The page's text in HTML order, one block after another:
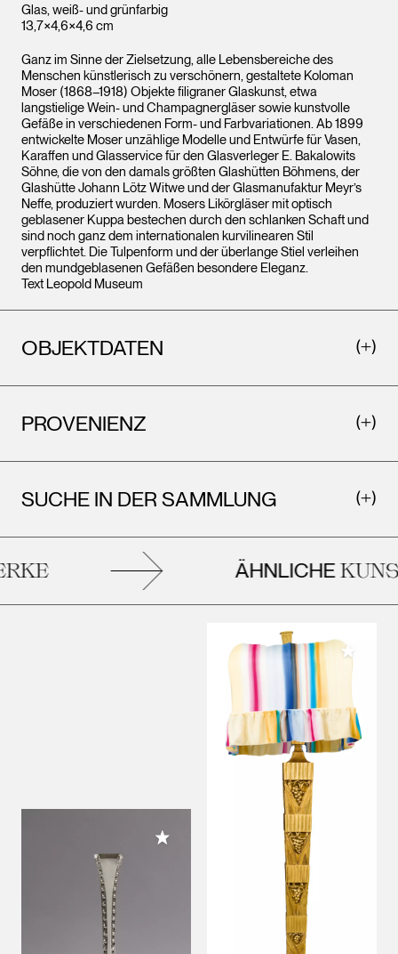
Glas, weiß- und grünfarbig
13,7×4,6×4,6 cm
Ganz im Sinne der Zielsetzung, alle Lebensbereiche des
Menschen künstlerisch zu verschönern, gestaltete Koloman
Moser (1868–1918) Objekte filigraner Glaskunst, etwa
langstielige Wein- und Champagnergläser sowie kunstvolle
Gefäße in verschiedenen Form- und Farbvariationen. Ab 1899
entwickelte Moser unzählige Modelle und Entwürfe für Vasen,
Karaffen und Glasservice für den Glasverleger E. Bakalowits
Söhne, die von den damals größten Glashütten Böhmens, der
Glashütte Johann Lötz Witwe und der Glasmanufaktur Meyr’s
Neffe, produziert wurden. Mosers Likörgläser mit optisch
geblasener Kuppa bestechen durch den schlanken Schaft und
sind noch ganz dem internationalen kurvilinearen Stil
verpflichtet. Die Tulpenform und der überlange Stiel verleihen
den mundgeblasenen Gefäßen besondere Eleganz.
Text Leopold Museum
OBJEKTDATEN
PROVENIENZ
SUCHE IN DER SAMMLUNG
ÄHNLICHE
Meiner Sammlung hinzufügen
Meiner